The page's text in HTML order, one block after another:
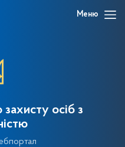
Меню
осіб з